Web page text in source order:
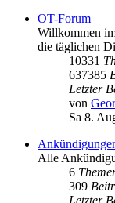
OT-Forum
Willkommen
die täglichen
10331
637385
Letzter
von
Sa 8.
Alle
6
309